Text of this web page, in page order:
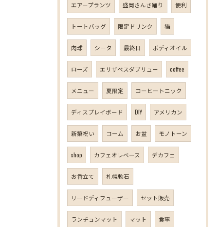
エアープランツ 盛岡さんさ踊り 便利
トートバッグ 限定ドリンク 猫
肉球 シータ 最終日 ボディオイル
ローズ エリザベスダブリュー coffee
メニュー 夏限定 コーヒートニック
ディスプレイボード DIY アメリカン
新築祝い コーム お盆 モノトーン
shop カフェオレベース デカフェ
お香立て 札幌軟石
リードディフューザー セット販売
ランチョンマット マット 食事